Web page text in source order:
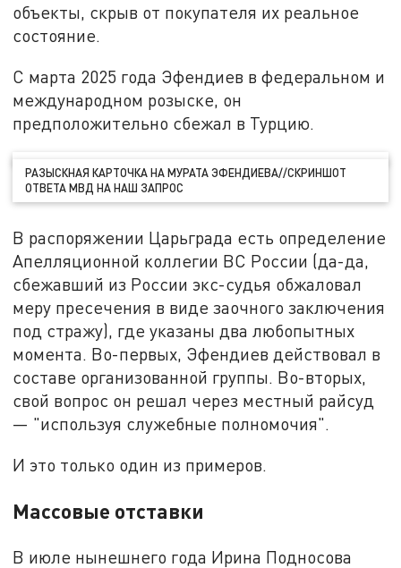
объекты, скрыв от покупателя их реальное
состояние.
С марта 2025 года Эфендиев в федеральном и
международном розыске, он
предположительно сбежал в Турцию.
РАЗЫСКНАЯ КАРТОЧКА НА МУРАТА ЭФЕНДИЕВА//СКРИНШОТ
ОТВЕТА МВД НА НАШ ЗАПРОС
В распоряжении Царьграда есть определение
Апелляционной коллегии ВС России (да-да,
сбежавший из России экс-судья обжаловал
меру пресечения в виде заочного заключения
под стражу), где указаны два любопытных
момента. Во-первых, Эфендиев действовал в
составе организованной группы. Во-вторых,
свой вопрос он решал через местный райсуд
— "используя служебные полномочия".
И это только один из примеров.
Массовые отставки
В июле нынешнего года Ирина Подносова